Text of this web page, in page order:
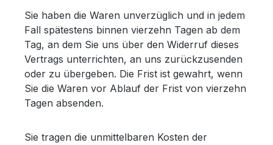
Sie haben die Waren unverzüglich und in jedem
Fall spätestens binnen vierzehn Tagen ab dem
Tag, an dem Sie uns über den Widerruf dieses
Vertrags unterrichten, an uns zurückzusenden
oder zu übergeben. Die Frist ist gewahrt, wenn
Sie die Waren vor Ablauf der Frist von vierzehn
Tagen absenden.
Sie tragen die unmittelbaren Kosten der